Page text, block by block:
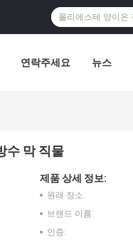
연락주세요 뉴스
수 막 직물
제품 상세 정보:
원래 장소:
브랜드 이름:
인증: